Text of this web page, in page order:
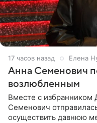
17 часов назад Елена
Анна Семенович
возлюбленным
Вместе с
Семенович
осуществить давнюю